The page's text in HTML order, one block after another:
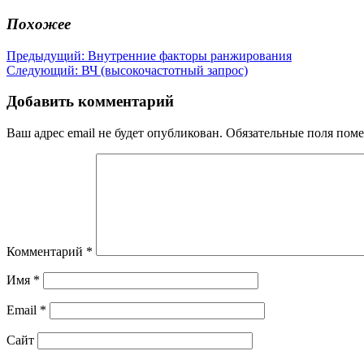
Похожее
Навигация
по
записям
Предыдущий: Предыдущая
запись:
Внутренние факторы ранжирования
Следующий: Следующая
ВЧ (высокочастотный запрос)
Добавить комментарий
Ваш адрес email не будет опубликован. Обязательные поля
Комментарий *
Имя *
Email *
Сайт